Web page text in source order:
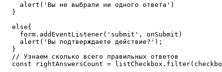
    alert('Вы не выбрали ни одного ответа')
  }
  else{
    form.addEventListener('submit', onSubmit)
    alert('Вы подтверждаете действие?');
  }
  // Узнаем сколько всего правильных ответов
const rightAnswersCount =